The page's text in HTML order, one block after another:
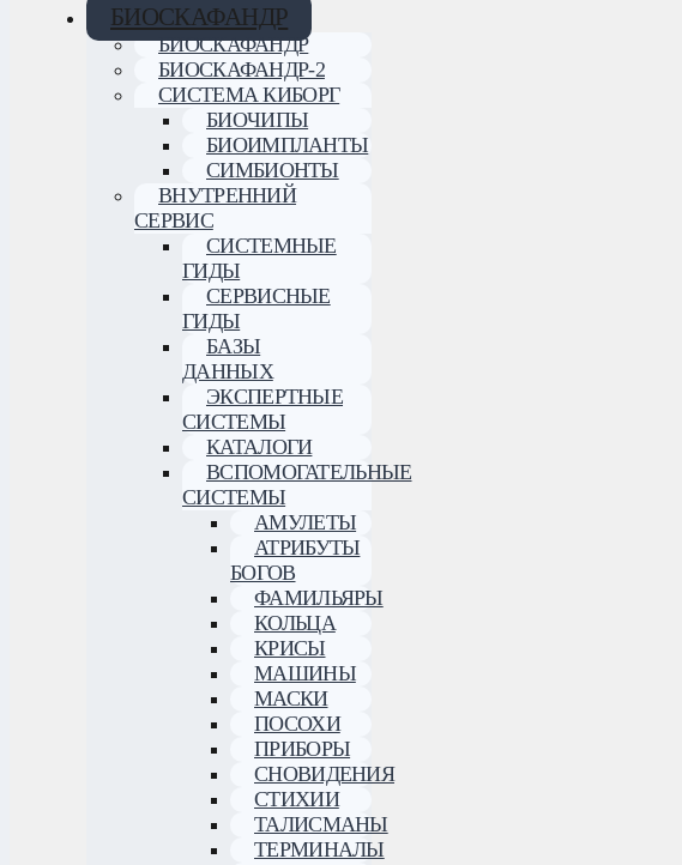
БИОСКАФАНДР
БИОСКАФАНДР
БИОСКАФАНДР-2
СИСТЕМА КИБОРГ
БИОЧИПЫ
БИОИМПЛАНТЫ
СИМБИОНТЫ
ВНУТРЕННИЙ
СЕРВИС
СИСТЕМНЫЕ
ГИДЫ
СЕРВИСНЫЕ
ГИДЫ
БАЗЫ
ДАННЫХ
ЭКСПЕРТНЫЕ
СИСТЕМЫ
КАТАЛОГИ
ВСПОМОГАТЕЛЬНЫЕ
СИСТЕМЫ
АМУЛЕТЫ
АТРИБУТЫ
БОГОВ
ФАМИЛЬЯРЫ
КОЛЬЦА
КРИСЫ
МАШИНЫ
МАСКИ
ПОСОХИ
ПРИБОРЫ
СНОВИДЕНИЯ
СТИХИИ
ТАЛИСМАНЫ
ТЕРМИНАЛЫ